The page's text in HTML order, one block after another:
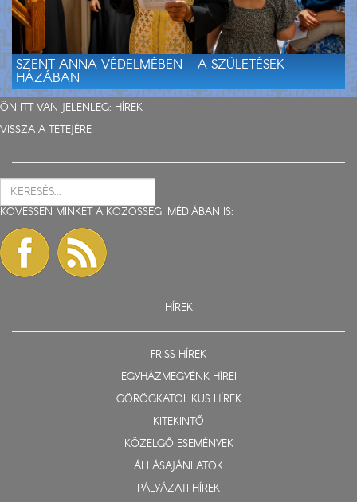
SZENT ANNA VÉDELMÉBEN – A SZÜLETÉSEK
HÁZÁBAN
ÖN ITT VAN JELENLEG: HÍREK
VISSZA A TETEJÉRE
KÖVESSEN MINKET A KÖZÖSSÉGI MÉDIÁBAN IS:
HÍREK
FRISS HÍREK
EGYHÁZMEGYÉNK HÍREI
GÖRÖGKATOLIKUS HÍREK
KITEKINTŐ
KÖZELGŐ ESEMÉNYEK
ÁLLÁSAJÁNLATOK
PÁLYÁZATI HÍREK